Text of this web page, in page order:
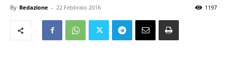
By Redazione - 22 Febbraio 2016 1197